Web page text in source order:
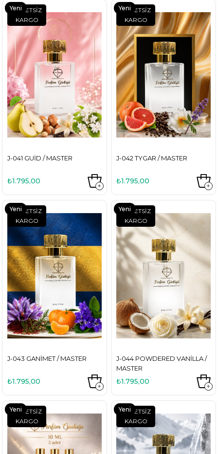
J-041 GUID / MASTER
₺1.795,00
ÜCRETSIZ
KARGO
Yeni
Ürün
J-042 TYGAR / MASTER
₺1.795,00
ÜCRETSIZ
KARGO
Yeni
Ürün
J-043 GANIMET / MASTER
₺1.795,00
ÜCRETSIZ
KARGO
Yeni
Ürün
J-044 POWDERED VANILLA /
MASTER
₺1.795,00
ÜCRETSIZ
KARGO
Yeni
Ürün
ÜCRETSIZ
KARGO
Yeni
Ürün
ÜCRETSIZ
KARGO
Yeni
Ürün